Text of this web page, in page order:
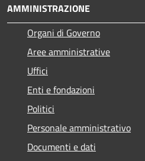
AMMINISTRAZIONE
Organi di Governo
Aree amministrative
Uffici
Enti e fondazioni
Politici
Personale amministrativo
Documenti e dati